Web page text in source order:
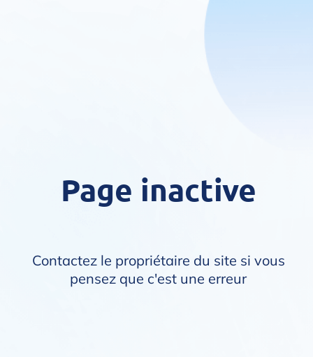
Page inactive
Contactez le propriétaire du site si vous
pensez que c'est une erreur